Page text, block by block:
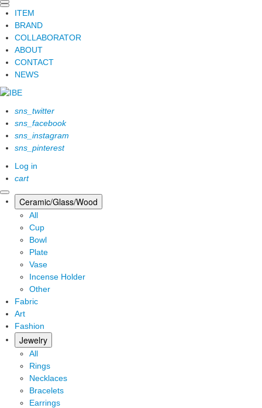
ITEM
BRAND
COLLABORATOR
ABOUT
CONTACT
NEWS
sns_twitter
sns_facebook
sns_instagram
sns_pinterest
Log in
cart
Ceramic/Glass/Wood
All
Cup
Bowl
Plate
Vase
Incense Holder
Other
Fabric
Art
Fashion
Jewelry
All
Rings
Necklaces
Bracelets
Earrings